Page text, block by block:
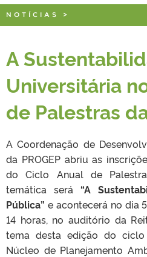
OUVIDORIA
TELEFONES
NOTÍCIAS >
A
Universitária
de Palestras
A Coordenação de
da PROGEP abriu as
do Ciclo Anual de
temática será “A
Pública” e acontecerá no dia
14 horas, no auditório da
tema desta edição do
Núcleo de Planejamento